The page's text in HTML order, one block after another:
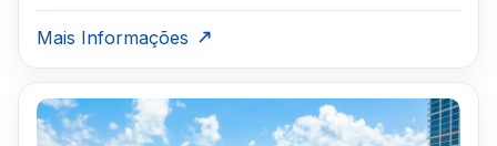
Mais Informações